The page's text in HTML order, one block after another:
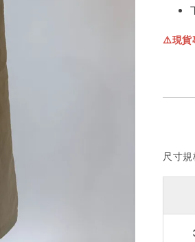
⚠️現貨
尺寸